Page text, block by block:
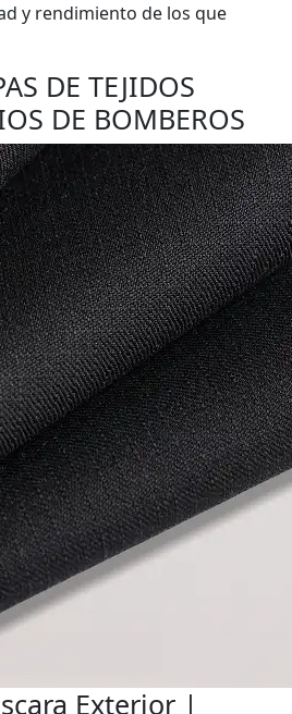
y rendimiento de los que
DE TEJIDOS
DE BOMBEROS
Exterior |